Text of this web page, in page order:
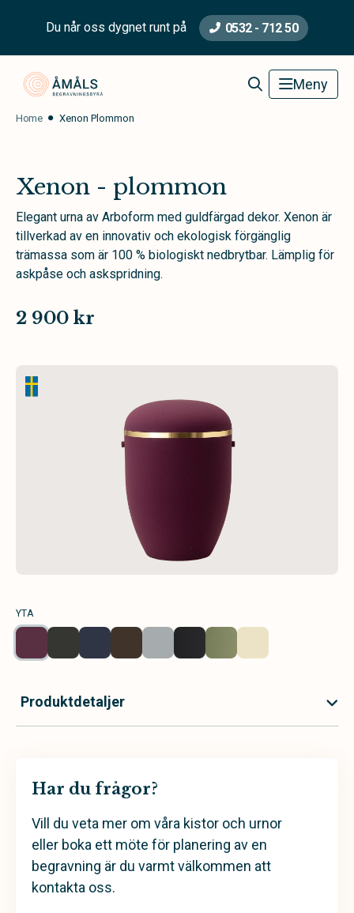
Du når oss dygnet runt på 0532 - 712 50
Åmåls Begravningsbyrå Meny
Home Xenon Plommon
Xenon - plommon
Elegant urna av Arboform med guldfärgad dekor. Xenon är
tillverkad av en innovativ och ekologisk förgänglig
trämassa som är 100 % biologiskt nedbrytbar. Lämplig för
askpåse och askspridning.
2 900 kr
YTA
Produktdetaljer
Har du frågor?
Vill du veta mer om våra kistor och urnor
eller boka ett möte för planering av en
begravning är du varmt välkommen att
kontakta oss.